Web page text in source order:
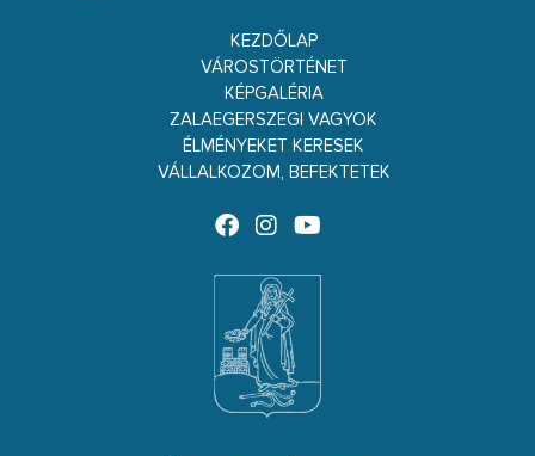
KEZDŐLAP
VÁROSTÖRTÉNET
KÉPGALÉRIA
ZALAEGERSZEGI VAGYOK
ÉLMÉNYEKET KERESEK
VÁLLALKOZOM, BEFEKTETEK